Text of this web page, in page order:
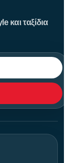
και ταξίδια